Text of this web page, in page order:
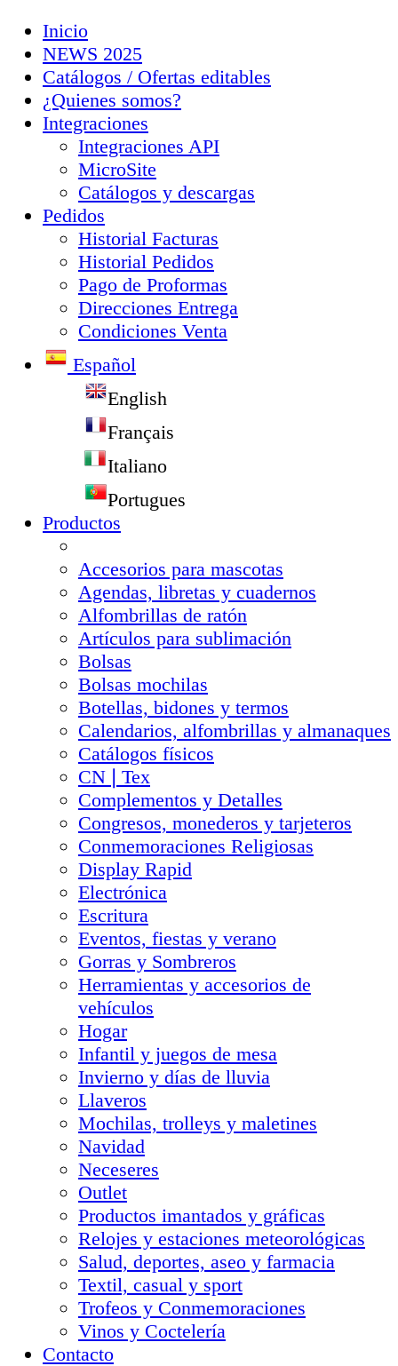
Inicio
NEWS 2025
Catálogos / Ofertas editables
¿Quienes somos?
Integraciones
Integraciones API
MicroSite
Catálogos y descargas
Pedidos
Historial Facturas
Historial Pedidos
Pago de Proformas
Direcciones Entrega
Condiciones Venta
Español
English
Français
Italiano
Portugues
Productos
Accesorios para mascotas
Agendas, libretas y cuadernos
Alfombrillas de ratón
Artículos para sublimación
Bolsas
Bolsas mochilas
Botellas, bidones y termos
Calendarios, alfombrillas y almanaques
Catálogos físicos
CN❘Tex
Complementos y Detalles
Congresos, monederos y tarjeteros
Conmemoraciones Religiosas
Display Rapid
Electrónica
Escritura
Eventos, fiestas y verano
Gorras y Sombreros
Herramientas y accesorios de
vehículos
Hogar
Infantil y juegos de mesa
Invierno y días de lluvia
Llaveros
Mochilas, trolleys y maletines
Navidad
Neceseres
Outlet
Productos imantados y gráficas
Relojes y estaciones meteorológicas
Salud, deportes, aseo y farmacia
Textil, casual y sport
Trofeos y Conmemoraciones
Vinos y Coctelería
Contacto